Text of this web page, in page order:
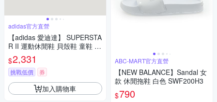
adidas官方直營
【adidas 愛迪達】 SUPERSTA
R II 運動休閒鞋 貝殼鞋 童鞋 -
Originals KZ7302
$2,331
挑戰低價 券
加入購物車
ABC-MART官方直營
【NEW BALANCE】Sandal 女
款 休閒拖鞋 白色 SWF200H3
$790